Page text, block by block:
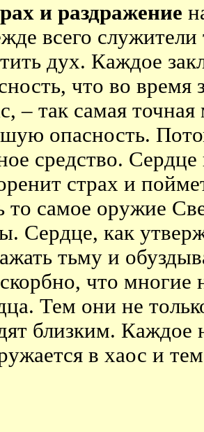
и раздражение
всего
дух. Каждое
что во
– так самая
опасность.
средство.
страх и
то самое оружие
Сердце, как
тьму и
что
Тем они не
близким. Каждое
в хаос и